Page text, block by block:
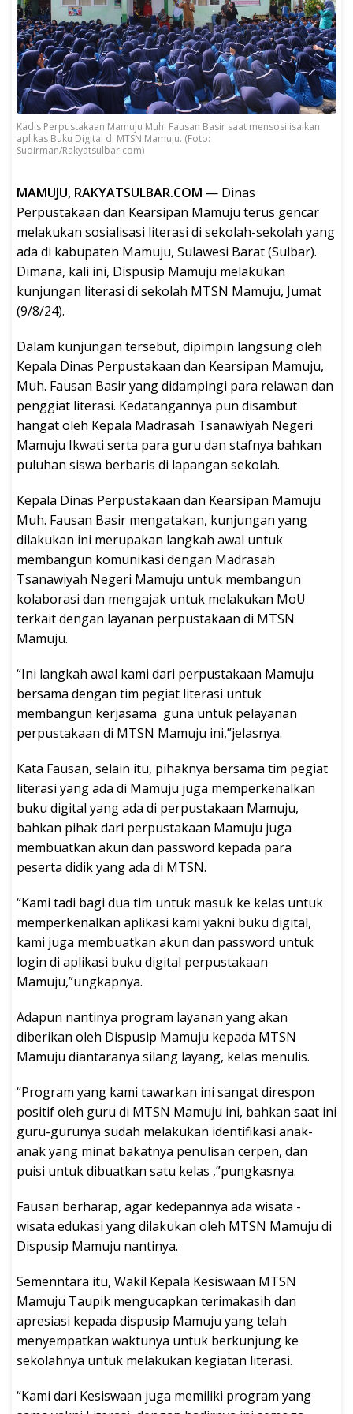
Kadis Perpustakaan Mamuju Muh. Fausan Basir saat mensosilisaikan
aplikas Buku Digital di MTSN Mamuju. (Foto:
Sudirman/Rakyatsulbar.com)
MAMUJU, RAKYATSULBAR.COM — Dinas
Perpustakaan dan Kearsipan Mamuju terus gencar
melakukan sosialisasi literasi di sekolah-sekolah yang
ada di kabupaten Mamuju, Sulawesi Barat (Sulbar).
Dimana, kali ini, Dispusip Mamuju melakukan
kunjungan literasi di sekolah MTSN Mamuju, Jumat
(9/8/24).
Dalam kunjungan tersebut, dipimpin langsung oleh
Kepala Dinas Perpustakaan dan Kearsipan Mamuju,
Muh. Fausan Basir yang didampingi para relawan dan
penggiat literasi. Kedatangannya pun disambut
hangat oleh Kepala Madrasah Tsanawiyah Negeri
Mamuju Ikwati serta para guru dan stafnya bahkan
puluhan siswa berbaris di lapangan sekolah.
Kepala Dinas Perpustakaan dan Kearsipan Mamuju
Muh. Fausan Basir mengatakan, kunjungan yang
dilakukan ini merupakan langkah awal untuk
membangun komunikasi dengan Madrasah
Tsanawiyah Negeri Mamuju untuk membangun
kolaborasi dan mengajak untuk melakukan MoU
terkait dengan layanan perpustakaan di MTSN
Mamuju.
“Ini langkah awal kami dari perpustakaan Mamuju
bersama dengan tim pegiat literasi untuk
membangun kerjasama guna untuk pelayanan
perpustakaan di MTSN Mamuju ini,”jelasnya.
Kata Fausan, selain itu, pihaknya bersama tim pegiat
literasi yang ada di Mamuju juga memperkenalkan
buku digital yang ada di perpustakaan Mamuju,
bahkan pihak dari perpustakaan Mamuju juga
membuatkan akun dan password kepada para
peserta didik yang ada di MTSN.
“Kami tadi bagi dua tim untuk masuk ke kelas untuk
memperkenalkan aplikasi kami yakni buku digital,
kami juga membuatkan akun dan password untuk
login di aplikasi buku digital perpustakaan
Mamuju,”ungkapnya.
Adapun nantinya program layanan yang akan
diberikan oleh Dispusip Mamuju kepada MTSN
Mamuju diantaranya silang layang, kelas menulis.
“Program yang kami tawarkan ini sangat direspon
positif oleh guru di MTSN Mamuju ini, bahkan saat ini
guru-gurunya sudah melakukan identifikasi anak-
anak yang minat bakatnya penulisan cerpen, dan
puisi untuk dibuatkan satu kelas ,”pungkasnya.
Fausan berharap, agar kedepannya ada wisata -
wisata edukasi yang dilakukan oleh MTSN Mamuju di
Dispusip Mamuju nantinya.
Semenntara itu, Wakil Kepala Kesiswaan MTSN
Mamuju Taupik mengucapkan terimakasih dan
apresiasi kepada dispusip Mamuju yang telah
menyempatkan waktunya untuk berkunjung ke
sekolahnya untuk melakukan kegiatan literasi.
“Kami dari Kesiswaan juga memiliki program yang